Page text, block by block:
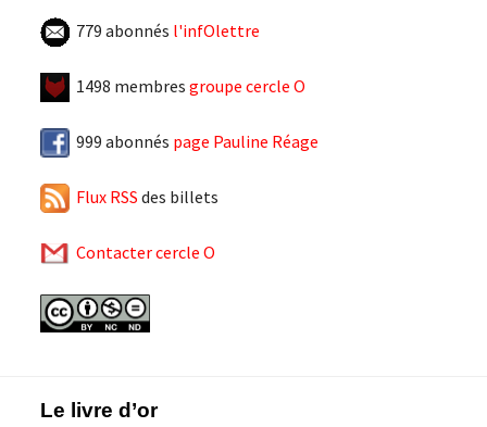
779 abonnés l'infOlettre
1498 membres groupe cercle O
999 abonnés page Pauline Réage
Flux RSS des billets
Contacter cercle O
FooterLe livre d’or